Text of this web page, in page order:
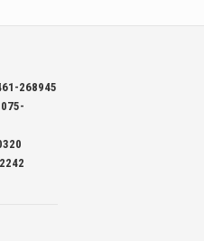
268945